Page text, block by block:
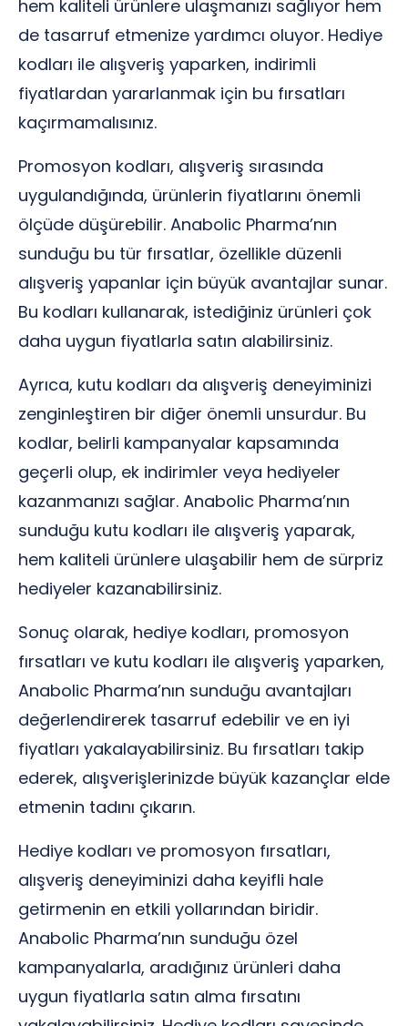
hem kaliteli ürünlere ulaşmanızı sağlıyor hem
de tasarruf etmenize yardımcı oluyor. Hediye
kodları ile alışveriş yaparken, indirimli
fiyatlardan yararlanmak için bu fırsatları
kaçırmamalısınız.
Promosyon kodları, alışveriş sırasında
uygulandığında, ürünlerin fiyatlarını önemli
ölçüde düşürebilir. Anabolic Pharma’nın
sunduğu bu tür fırsatlar, özellikle düzenli
alışveriş yapanlar için büyük avantajlar sunar.
Bu kodları kullanarak, istediğiniz ürünleri çok
daha uygun fiyatlarla satın alabilirsiniz.
Ayrıca, kutu kodları da alışveriş deneyiminizi
zenginleştiren bir diğer önemli unsurdur. Bu
kodlar, belirli kampanyalar kapsamında
geçerli olup, ek indirimler veya hediyeler
kazanmanızı sağlar. Anabolic Pharma’nın
sunduğu kutu kodları ile alışveriş yaparak,
hem kaliteli ürünlere ulaşabilir hem de sürpriz
hediyeler kazanabilirsiniz.
Sonuç olarak, hediye kodları, promosyon
fırsatları ve kutu kodları ile alışveriş yaparken,
Anabolic Pharma’nın sunduğu avantajları
değerlendirerek tasarruf edebilir ve en iyi
fiyatları yakalayabilirsiniz. Bu fırsatları takip
ederek, alışverişlerinizde büyük kazançlar elde
etmenin tadını çıkarın.
Hediye kodları ve promosyon fırsatları,
alışveriş deneyiminizi daha keyifli hale
getirmenin en etkili yollarından biridir.
Anabolic Pharma’nın sunduğu özel
kampanyalarla, aradığınız ürünleri daha
uygun fiyatlarla satın alma fırsatını